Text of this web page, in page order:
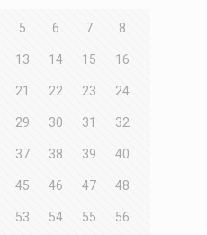
5 6 7 8
13 14 15 16
21 22 23 24
29 30 31 32
37 38 39 40
45 46 47 48
53 54 55 56